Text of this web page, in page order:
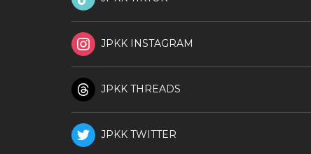
JPKK INSTAGRAM
JPKK THREADS
JPKK TWITTER